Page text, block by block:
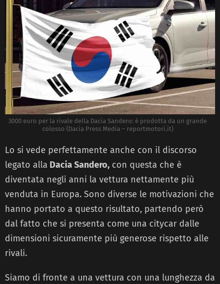
3000 euro per la rivale della Dacia Sandero: è prodotta da un grande
colosso (Dacia Press Media – reportmotori.it)
Lo si vede perfettamente anche con il discorso
legato alla Dacia Sandero, con questa che è
diventata negli anni la vettura nettamente più
venduta in Europa. Sono diverse le motivazioni che
hanno portato a questo risultato, partendo però
dal fatto che si presenta come una citycar dalle
dimensioni sicuramente più generose rispetto alle
rivali.
Siamo di fronte a una vettura con una lunghezza da